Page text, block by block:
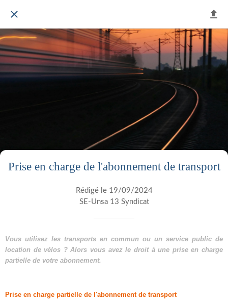
Prise en charge de l'abonnement de transport
Rédigé le 19/09/2024
SE-Unsa 13 Syndicat
Vous utilisez les transports en commun ou un service public de
location de vélos ? Alors vous avez le droit à une prise en charge
partielle de votre abonnement.
Prise en charge partielle de l'abonnement de transport